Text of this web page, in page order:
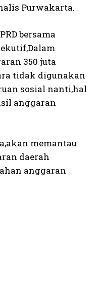
Purwakarta.
bersama
350 juta
tidak digunakan
sosial nanti,hal
anggaran
memantau
daerah
anggaran